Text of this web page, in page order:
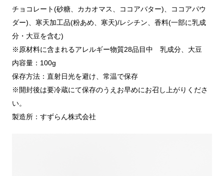
チョコレート(砂糖、カカオマス、ココアバター)、ココアパウ
ダー)、寒天加工品(粉あめ、寒天)/レシチン、香料(一部に乳成
分・大豆を含む)
※原材料に含まれるアレルギー物質28品目中 乳成分、大豆
内容量：100g
保存方法：直射日光を避け、常温で保存
※開封後は要冷蔵にて保存のうえお早めにお召し上がりくださ
い。
製造所：すずらん株式会社